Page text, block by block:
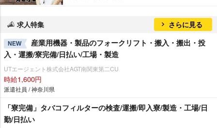
求人特集 さらに見る
NEW
産業用機器・製品のフォークリフト・搬入・搬出・投
入・運搬/寮完備/日払い/工場・製造
UTエージェント株式会社AGT南関東第二CU
時給1,600円
派遣社員 / 神奈川県
「寮完備」タバコフィルターの検査/運搬/即入寮/製造・工場/日
勤/日払い